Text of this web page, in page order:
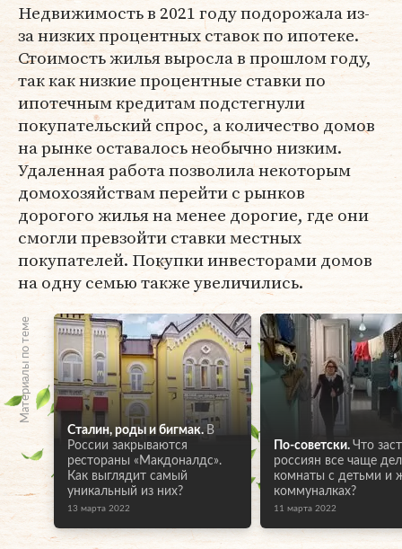
Недвижимость в 2021 году подорожала из-
за низких процентных ставок по ипотеке.
Стоимость жилья выросла в прошлом году,
так как низкие процентные ставки по
ипотечным кредитам подстегнули
покупательский спрос, а количество домов
на рынке оставалось необычно низким.
Удаленная работа позволила некоторым
домохозяйствам перейти с рынков
дорогого жилья на менее дорогие, где они
смогли превзойти ставки местных
покупателей. Покупки инвесторами домов
на одну семью также увеличились.
Материалы по теме
Сталин, роды и бигмак. В
России закрываются
рестораны «Макдоналдс».
Как выглядит самый
уникальный из них?
13 марта 2022
По-советски. Что
россиян все чаще
комнаты с детьми и
коммуналках?
11 марта 2022